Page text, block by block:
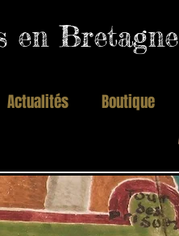
en Bretagne
Actualités Boutique